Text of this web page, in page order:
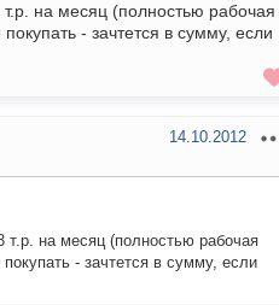
на месяц (полностью рабочая
- зачтется в сумму, если
14.10.2012
на месяц (полностью рабочая
- зачтется в сумму, если